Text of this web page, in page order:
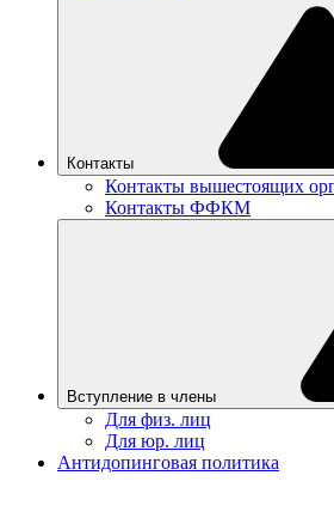
Контакты
Контакты вышестоящих
Контакты ФФКМ
Вступление в члены
Для физ. лиц
Для юр. лиц
Антидопинговая политика